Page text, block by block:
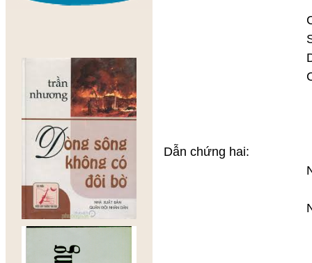
Chày ngày
Sau chân lối
Dưới cây
Cheo
Dẫn chứng hai:
Nàng có ba
Những